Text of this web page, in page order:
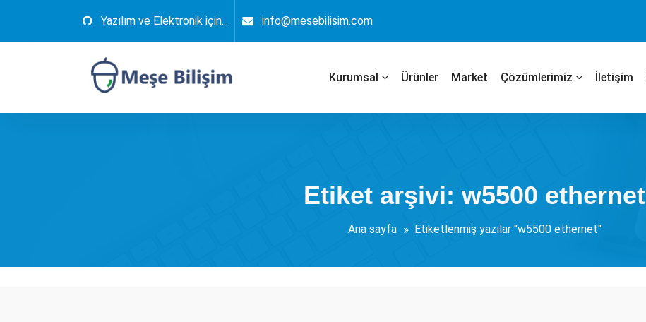
Yazılım ve Elektronik için... info@mesebilisim.com
Kurumsal Ürünler Market Çözümlerimiz İletişim
Etiket arşivi: w5500 ethernet
Ana sayfa Etiketlenmiş yazılar "w5500 ethernet"